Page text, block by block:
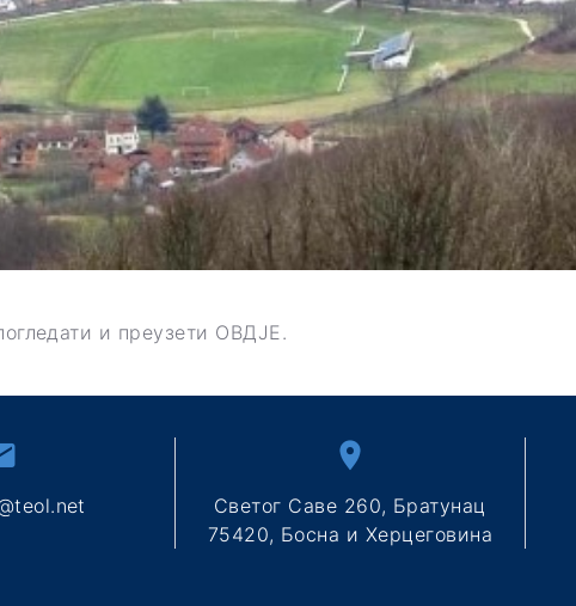
и преузети ОВДЈЕ.
Светог Саве 260, Братунац
75420, Босна и Херцеговина